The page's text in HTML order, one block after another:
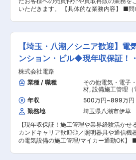
担当いただける方を募集することとなりま
日頃の管理はもちろんのこと資産価値向上
た積極的な提案を行うことで、 オーナーと
の個性を大切にし、共に成長できる環境を
「早く成長や経験をしたい方」「仕事もプ
ートも全力で取り組みたい方」「地域を盛
たい方」「自分の頑張り次第で給与UPした
方」「接客や人とコミュニケーションを取る
好きな方」など意欲ある方からの応募を歓
ものもあります。 仕事をするだけでなくコ
生を楽しみながらお仕事ができる環境です
た、社員の頑張りや、活躍をしっかり評価
境で報奨金、MVP制度なども充実しており
今回、同社が管理する賃貸物件の管理をご
ただける方を募集することとなりました。
経験の方でもご活躍いただけるようにサポ
ありますので安心していただけます。 同社
スタッフの個性を大切にし、共に成長でき
を整え「早く成長や経験をしたい方」「仕
ライベートも全力で取り組みたい方」「地
り上げたい方」「自分の頑張り次第で給与
たい方」「接客や人とコミュニケーションを
いたします。
いただきます。 【具体的な業務内容】 ■問い合
八潮店での募集ですが、三郷中央店での採
能です。
【埼玉・八潮／シニア歓迎】
ンション・ビル◆現年収保証！
勤無
株式会社電路
業種 / 職種
その他電気・電子
材, 設備施工管理（
理（通信設備／消
年収 500万円~899万円
勤務地
埼玉県八潮市伊草
【現年収保証！施工管理や業界経験活かせ
カンドキャリア歓迎◎／照明器具や通信機
の電気設備の施工管理/マイカー通勤OK】 ■業務